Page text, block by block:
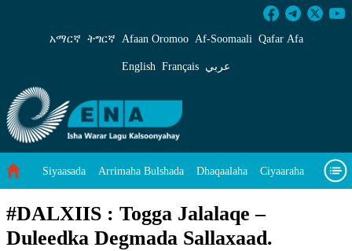
#DALXIIS : Togga Jalalaqe &#8211;
አማርኛ ትግርኛ Afaan Oromoo Af‑Soomaali Qafar Afa
English Français عربي
Siyaasada Arrimaha Bulshada Dhaqaalaha Ciyaaraha
Wararka Caalamka Qodobada Tilmaamaha Muuqaalo
#DALXIIS : Togga Jalalaqe –
Duleedka Degmada Sallaxaad.